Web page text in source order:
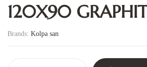
120X90
Brands: Kolpa san